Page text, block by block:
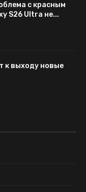
с красным
S26 Ultra не...
к выходу новые